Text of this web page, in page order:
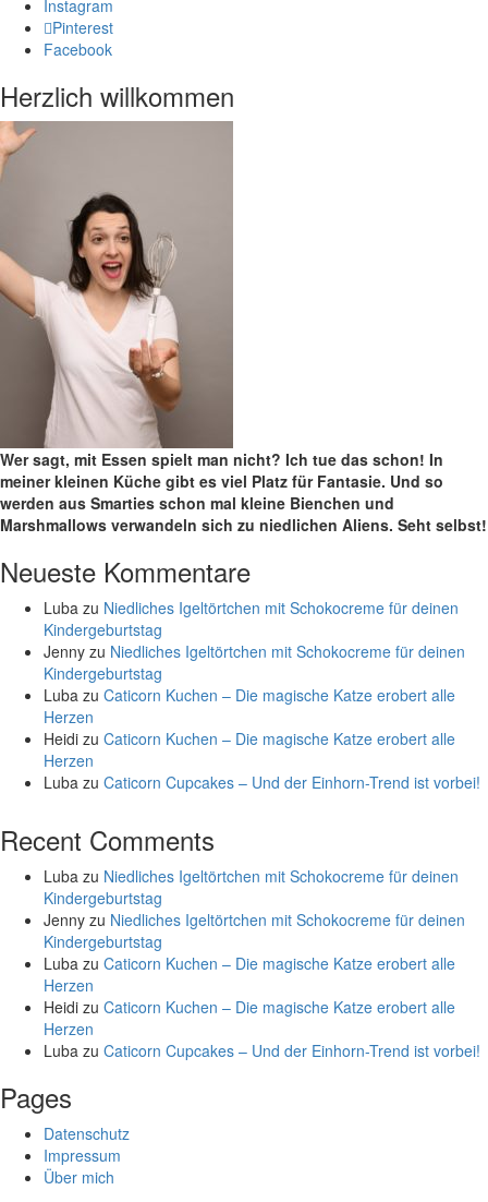
Instagram
Pinterest
Facebook
Herzlich willkommen
Wer sagt, mit Essen spielt man nicht? Ich tue das schon! In
meiner kleinen Küche gibt es viel Platz für Fantasie. Und so
werden aus Smarties schon mal kleine Bienchen und
Marshmallows verwandeln sich zu niedlichen Aliens. Seht selbst!
Neueste Kommentare
Luba zu Niedliches Igeltörtchen mit Schokocreme für deinen
Kindergeburtstag
Jenny zu Niedliches Igeltörtchen mit Schokocreme für deinen
Kindergeburtstag
Luba zu Caticorn Kuchen – Die magische Katze erobert alle
Herzen
Heidi zu Caticorn Kuchen – Die magische Katze erobert alle
Herzen
Luba zu Caticorn Cupcakes – Und der Einhorn-Trend ist vorbei!
Recent Comments
Luba zu Niedliches Igeltörtchen mit Schokocreme für deinen
Kindergeburtstag
Jenny zu Niedliches Igeltörtchen mit Schokocreme für deinen
Kindergeburtstag
Luba zu Caticorn Kuchen – Die magische Katze erobert alle
Herzen
Heidi zu Caticorn Kuchen – Die magische Katze erobert alle
Herzen
Luba zu Caticorn Cupcakes – Und der Einhorn-Trend ist vorbei!
Pages
Datenschutz
Impressum
Über mich